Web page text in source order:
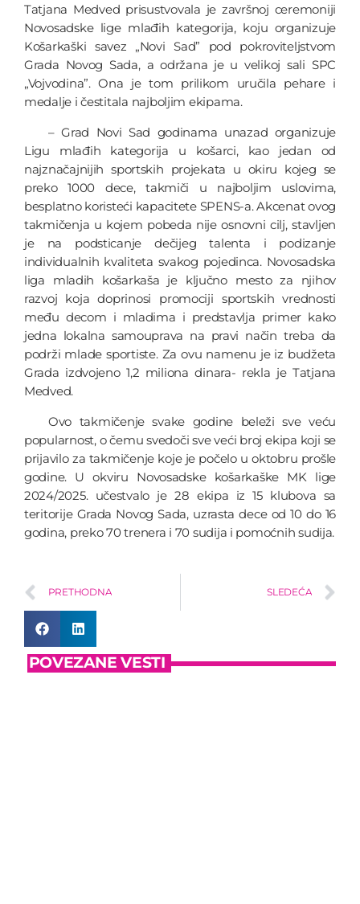
Tatjana Medved prisustvovala je završnoj ceremoniji
Novosadske lige mlađih kategorija, koju organizuje
Košarkaški savez „Novi Sad” pod pokroviteljstvom
Grada Novog Sada, a održana je u velikoj sali SPC
„Vojvodina”. Ona je tom prilikom uručila pehare i
medalje i čestitala najboljim ekipama.
– Grad Novi Sad godinama unazad organizuje
Ligu mlađih kategorija u košarci, kao jedan od
najznačajnijih sportskih projekata u okiru kojeg se
preko 1000 dece, takmiči u najboljim uslovima,
besplatno koristeći kapacitete SPENS-a. Akcenat ovog
takmičenja u kojem pobeda nije osnovni cilj, stavljen
je na podsticanje dečijeg talenta i podizanje
individualnih kvaliteta svakog pojedinca. Novosadska
liga mladih košarkaša je ključno mesto za njihov
razvoj koja doprinosi promociji sportskih vrednosti
među decom i mladima i predstavlja primer kako
jedna lokalna samouprava na pravi način treba da
podrži mlade sportiste. Za ovu namenu je iz budžeta
Grada izdvojeno 1,2 miliona dinara- rekla je Tatjana
Medved.
Ovo takmičenje svake godine beleži sve veću
popularnost, o čemu svedoči sve veći broj ekipa koji se
prijavilo za takmičenje koje je počelo u oktobru prošle
godine. U okviru Novosadske košarkaške MK lige
2024/2025. učestvalo je 28 ekipa iz 15 klubova sa
teritorije Grada Novog Sada, uzrasta dece od 10 do 16
godina, preko 70 trenera i 70 sudija i pomoćnih sudija.
PRETHODNA SLEDEĆA
POVEZANE VESTI